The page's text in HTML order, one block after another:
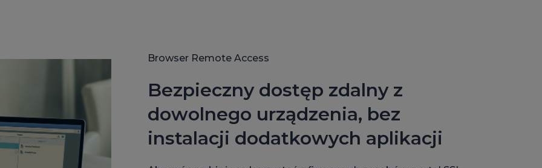
Browser Remote Access
Bezpieczny dostęp zdalny z
dowolnego urządzenia, bez
instalacji dodatkowych aplikacji